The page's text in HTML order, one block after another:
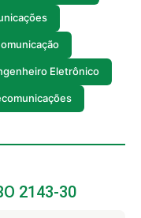
Eletrônico
2143-30